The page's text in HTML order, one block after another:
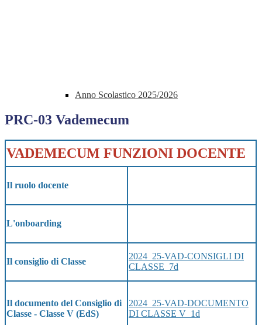
Anno Scolastico 2025/2026
PRC-03 Vademecum
VADEMECUM FUNZIONI DOCENTE
Il ruolo docente
L'onboarding
Il consiglio di Classe
2024_25-VAD-CONSIGLI DI
CLASSE_7d
Il documento del Consiglio di
Classe - Classe V (EdS)
2024_25-VAD-DOCUMENTO
DI CLASSE V_1d